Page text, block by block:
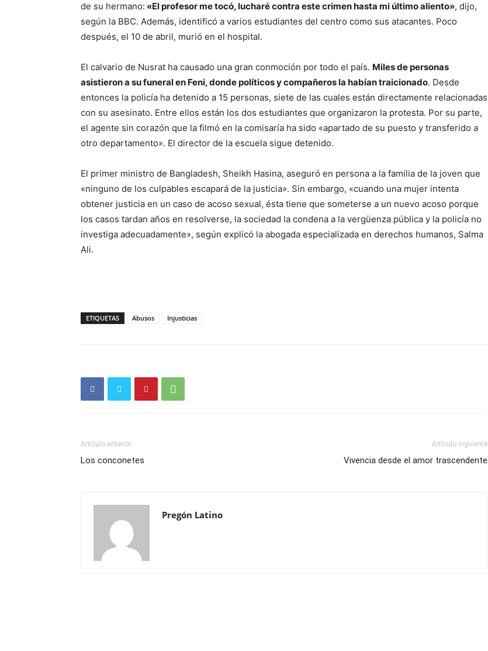
de su hermano: «El profesor me tocó, lucharé contra este crimen hasta mi último aliento», dijo,
según la BBC. Además, identificó a varios estudiantes del centro como sus atacantes. Poco
después, el 10 de abril, murió en el hospital.
El calvario de Nusrat ha causado una gran conmoción por todo el país. Miles de personas
asistieron a su funeral en Feni, donde políticos y compañeros la habían traicionado. Desde
entonces la policía ha detenido a 15 personas, siete de las cuales están directamente relacionadas
con su asesinato. Entre ellos están los dos estudiantes que organizaron la protesta. Por su parte,
el agente sin corazón que la filmó en la comisaría ha sido «apartado de su puesto y transferido a
otro departamento». El director de la escuela sigue detenido.
El primer ministro de Bangladesh, Sheikh Hasina, aseguró en persona a la familia de la joven que
«ninguno de los culpables escapará de la justicia». Sin embargo, «cuando una mujer intenta
obtener justicia en un caso de acoso sexual, ésta tiene que someterse a un nuevo acoso porque
los casos tardan años en resolverse, la sociedad la condena a la vergüenza pública y la policía no
investiga adecuadamente», según explicó la abogada especializada en derechos humanos, Salma
Ali.
ETIQUETAS Abusos Injusticias
Artículo anterior
Los conconetes
Artículo siguiente
Vivencia desde el amor trascendente
Pregón Latino